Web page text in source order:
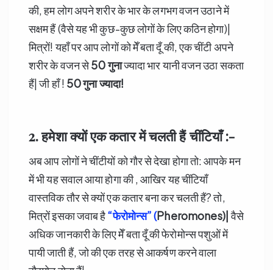
की, हम लोग अपने शरीर के भार के लगभग वजन उठाने में
सक्षम हैं (वैसे यह भी कुछ-कुछ लोगों के लिए कठिन होगा)|
मित्रों! यहाँ पर आप लोगों को मेँ बता दूँ की, एक चींटी अपने
शरीर के वजन से50गुनाज्यादा भार यानी वजन उठा सकता
हैं| जी हाँ ! 50गुना ज्यादा!
2. हमेशा क्यों एक कतार में चलती हैं चींटियाँ :-
अब आप लोगों ने चींटीयों को गौर से देखा होगा तो: आपके मन
में भी यह सवाल आया होगा की , आखिर यह चींटियाँ
वास्तविक तौर से क्यों एक कतार बना कर चलती हैं? तो,
मित्रों इसका जवाब है“फेरोमोन्स” (Pheromones)|वैसे
अधिक जानकारी के लिए मेँ बता दूँ की फेरोमोन्स पशुओं में
पायी जाती हैं, जो की एक तरह से आकर्षण करने वाला